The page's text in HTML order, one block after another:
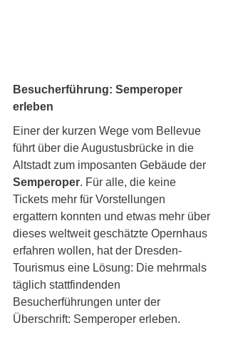
Besucherführung: Semperoper
erleben
Einer der kurzen Wege vom Bellevue
führt über die Augustusbrücke in die
Altstadt zum imposanten Gebäude der
Semperoper. Für alle, die keine
Tickets mehr für Vorstellungen
ergattern konnten und etwas mehr über
dieses weltweit geschätzte Opernhaus
erfahren wollen, hat der Dresden-
Tourismus eine Lösung: Die mehrmals
täglich stattfindenden
Besucherführungen unter der
Überschrift: Semperoper erleben.